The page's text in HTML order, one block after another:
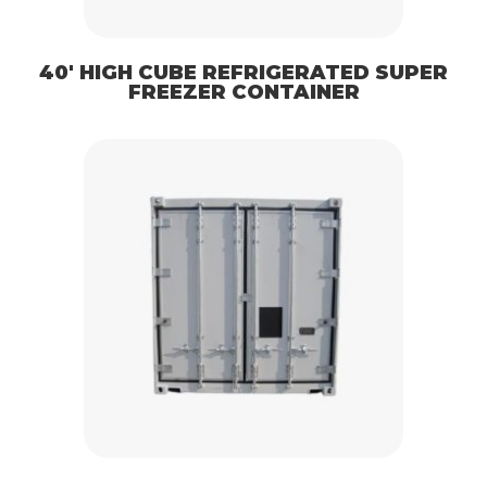
40′ HIGH CUBE REFRIGERATED SUPER
FREEZER CONTAINER